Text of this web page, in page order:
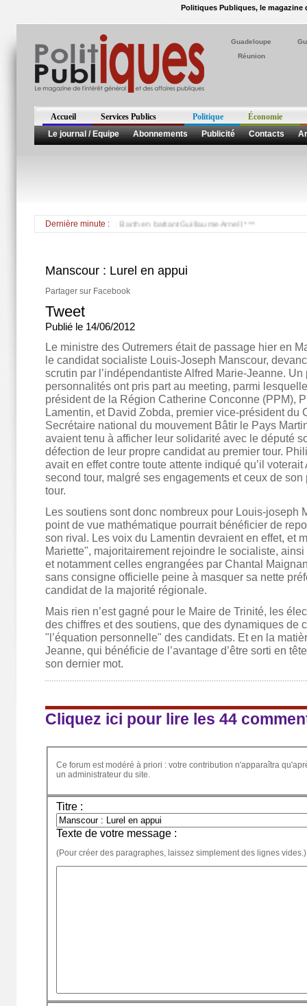
Politiques Publiques, le magazine
Guadeloupe
Réunion
Accueil Services Publics Politique
Économie
Le journal / Equipe
Abonnements Publicité Contacts
Dernière minute :
de St. Martin et St. Barth en battant Guillaume Arnell ***
Manscour : Lurel en appui
Partager sur Facebook
Tweet
Publié le 14/06/2012
Le ministre des Outremers était de passage hier en
le candidat socialiste Louis-Joseph Manscour,
scrutin par l’indépendantiste Alfred Marie-Jeanne. Un
personnalités ont pris part au meeting, parmi
président de la Région Catherine Conconne (PPM),
Lamentin, et David Zobda, premier vice-président du
Secrétaire national du mouvement Bâtir le Pays
avaient tenu à afficher leur solidarité avec le député
défection de leur propre candidat au premier tour.
avait en effet contre toute attente indiqué qu’il
second tour, malgré ses engagements et ceux de
tour.
Les soutiens sont donc nombreux pour Louis-joseph
point de vue mathématique pourrait bénéficier de
son rival. Les voix du Lamentin devraient en effet, et
Mariette", majoritairement rejoindre le socialiste,
et notamment celles engrangées par Chantal
sans consigne officielle peine à masquer sa nette
candidat de la majorité régionale.
Mais rien n’est gagné pour le Maire de Trinité, les
des chiffres et des soutiens, que des dynamiques de
"l’équation personnelle" des candidats. Et en la
Jeanne, qui bénéficie de l’avantage d’être sorti en
son dernier mot.
Cliquez ici pour lire les 44
Ce forum est modéré à priori : votre contribution n'apparaîtra
un administrateur du site.
Titre :
Texte de votre message :
(Pour créer des paragraphes, laissez simplement des lignes vides.)